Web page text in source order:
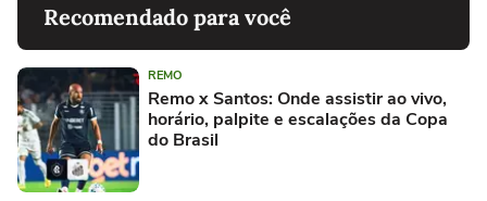
Recomendado para você
REMO
Remo x Santos: Onde assistir ao vivo,
horário, palpite e escalações da Copa
do Brasil